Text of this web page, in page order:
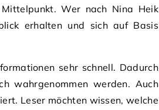
Wer nach Nina Heik
erhalten und sich auf Basis
sehr schnell. Dadurch
wahrgenommen werden. Auch
Leser möchten wissen, welche